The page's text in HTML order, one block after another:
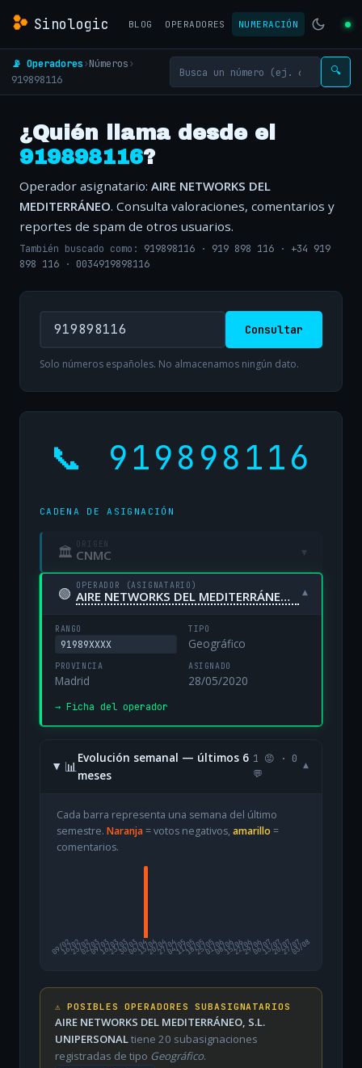
Sinologic BLOG OPERADORES NUMERACIÓN
📡 Operadores›Números›
919898116
🔍
¿Quién llama desde el
919898116?
Operador asignatario: AIRE NETWORKS DEL
MEDITERRÁNEO. Consulta valoraciones, comentarios y
reportes de spam de otros usuarios.
También buscado como: 919898116 · 919 898 116 · +34 919
898 116 · 0034919898116
Consultar
Solo números españoles. No almacenamos ningún dato.
📞 919898116
CADENA DE ASIGNACIÓN
🏛 ORIGEN
CNMC ▾
🟢 OPERADOR (ASIGNATARIO)
AIRE NETWORKS DEL MEDITERRÁNEO, S.L. UNIPERSONAL ▾
RANGO
91989XXXX
TIPO
Geográfico
PROVINCIA
Madrid
ASIGNADO
28/05/2020
→ Ficha del operador
📊
Evolución semanal — últimos 6
meses
1 😡 · 0
💬
▾
Cada barra representa una semana del último
semestre. Naranja= votos negativos, amarillo =
comentarios.
09/02
16/0223/0202/0309/0316/0323/0330/0306/0413/0420/0427/0404/0511/0518/0525/0501/0608/0615/0622/0629/0606/0713/0720/0727/07
03/08
⚠️ POSIBLES OPERADORES SUBASIGNATARIOS
AIRE NETWORKS DEL MEDITERRÁNEO, S.L.
UNIPERSONALtiene 20 subasignaciones
registradas de tipo Geográfico.